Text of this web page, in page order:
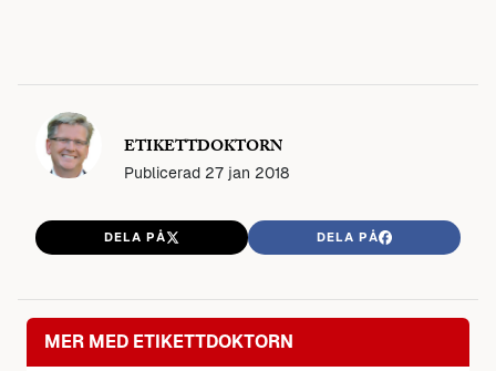
ETIKETTDOKTORN
Publicerad 27 jan 2018
DELA PÅ DELA PÅ
MER MED ETIKETTDOKTORN